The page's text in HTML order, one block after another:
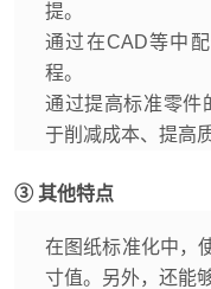
提。
通过在CAD等中
程。
通过提高标准零件
于削减成本、提高
③ 其他特点
在图纸标准化中，
寸值。另外，还能